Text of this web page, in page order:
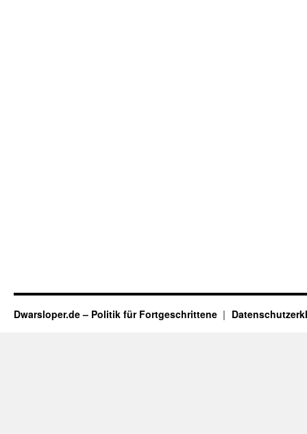
Dwarsloper.de – Politik für Fortgeschrittene